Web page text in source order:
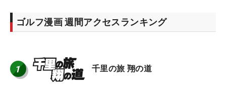
ゴルフ漫画 週間アクセスランキング
1 千里の旅 翔の道